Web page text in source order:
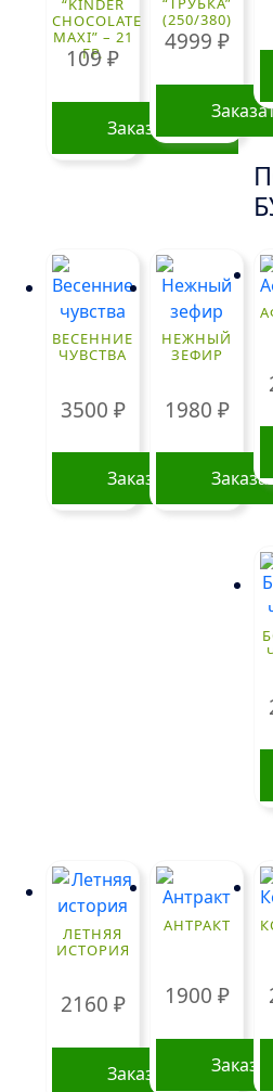
“KINDER
CHOCOLATE
MAXI” – 21
ГР.
109₽
Заказать
(250/380)
4999 ₽
ВЕСЕННИЕ
ЧУВСТВА
3500 ₽
Заказать
НЕЖНЫЙ
ЗЕФИР
1980 ₽
ЛЕТНЯЯ
ИСТОРИЯ
2160 ₽
Заказать
АНТРАКТ
1900 ₽